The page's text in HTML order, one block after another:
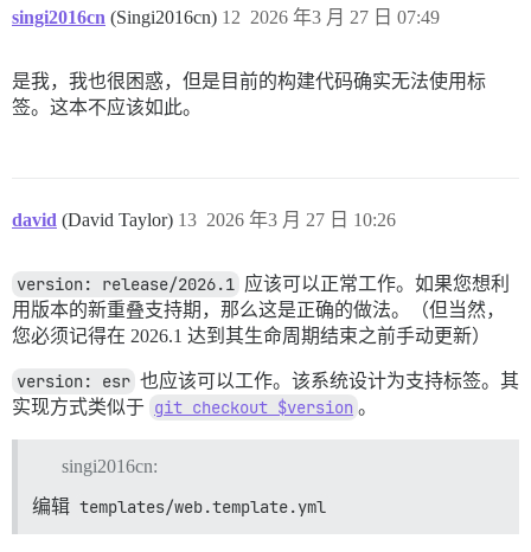
singi2016cn (Singi2016cn) 2026 年3 月 27 日 07:49
12
是我，我也很困惑，但是目前的构建代码确实无法使用标
签。这本不应该如此。
david (David Taylor) 2026 年3 月 27 日 10:26
13
version: release/2026.1 应该可以正常工作。如果您想利
用版本的新重叠支持期，那么这是正确的做法。（但当然，
您必须记得在 2026.1 达到其生命周期结束之前手动更新）
version: esr 也应该可以工作。该系统设计为支持标签。其
实现方式类似于 git checkout $version 。
singi2016cn:
编辑 templates/web.template.yml